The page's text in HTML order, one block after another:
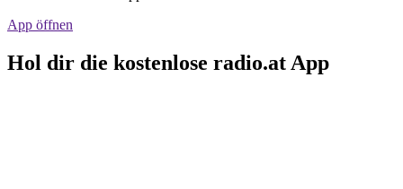
App öffnen
Hol dir die kostenlose radio.at App